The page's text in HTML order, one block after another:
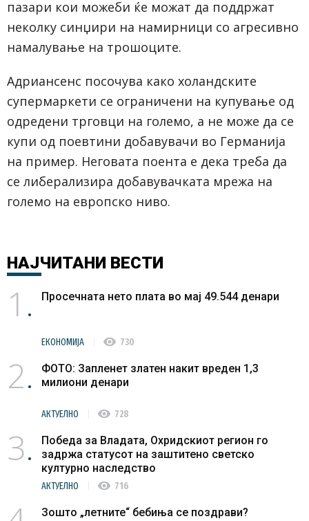
пазари кои можеби ќе можат да поддржат
неколку синџири на намирници со агресивно
намалување на трошоците.
Адриансенс посочува како холандските
супермаркети се ограничени на купување од
одредени трговци на големо, а не може да се
купи од поевтини добавувачи во Германија
на пример. Неговата поента е дека треба да
се либерализира добавувачката мрежа на
големо на европско ниво.
НАЈЧИТАНИ ВЕСТИ
1 Просечната нето плата во мај 49.544 денари
ЕКОНОМИЈА visibility 730
2
ФОТО: Запленет златен накит вреден 1,3
милиони денари
АКТУЕЛНО visibility 728
3
Победа за Владата, Охридскиот регион го
задржа статусот на заштитено светско
културно наследство
АКТУЕЛНО visibility 716
Зошто „летните“ бебиња се поздрави?